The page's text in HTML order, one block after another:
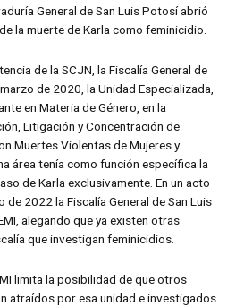
General de San Luis Potosí abrió
la muerte de Karla como feminicidio.
de la SCJN, la Fiscalía General de
de 2020, la Unidad Especializada,
en Materia de Género, en la
Litigación y Concentración de
Muertes Violentas de Mujeres y
área tenía como función específica la
de Karla exclusivamente. En un acto
2022 la Fiscalía General de San Luis
alegando que ya existen otras
que investigan feminicidios.
limita la posibilidad de que otros
atraídos por esa unidad e investigados